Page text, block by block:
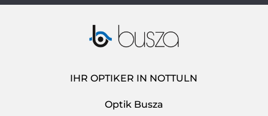
IHR OPTIKER IN NOTTULN
Optik Busza